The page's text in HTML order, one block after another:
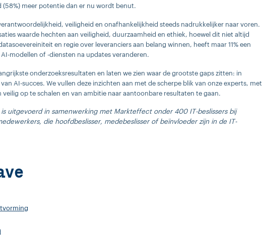
(58%) meer potentie dan er nu wordt benut.
veiligheid en onafhankelijkheid steeds nadrukkelijker naar voren.
waarde hechten aan veiligheid, duurzaamheid en ethiek, hoewel dit niet altijd
en regie over leveranciers aan belang winnen, heeft maar 11% een
modellen of -diensten na updates veranderen.
onderzoeksresultaten en laten we zien waar de grootste gaps zitten: in
AI-succes. We vullen deze inzichten aan met de scherpe blik van onze experts, met
veilig op te schalen en van ambitie naar aantoonbare resultaten te gaan.
uitgevoerd in samenwerking met Markteffect onder 400 IT-beslissers bij
die hoofdbeslisser, medebeslisser of beïnvloeder zijn in de IT-